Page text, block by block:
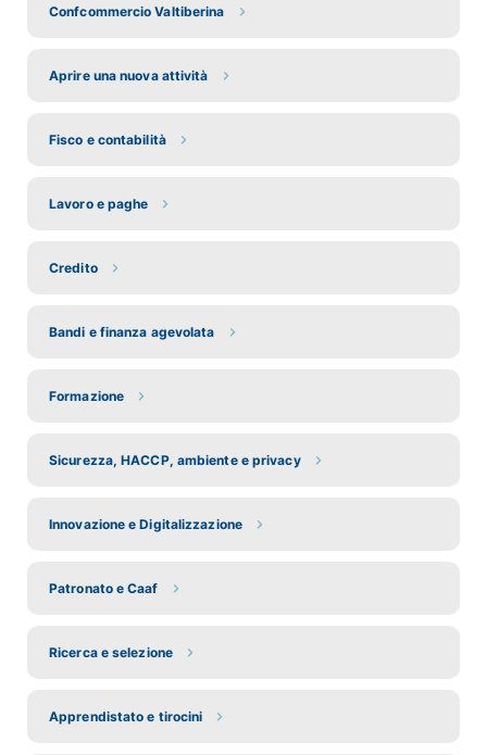
Confcommercio Valtiberina
Aprire una nuova attività
Fisco e contabilità
Lavoro e paghe
Credito
Bandi e finanza agevolata
Formazione
Sicurezza, HACCP, ambiente e privacy
Innovazione e Digitalizzazione
Patronato e Caaf
Ricerca e selezione
Apprendistato e tirocini